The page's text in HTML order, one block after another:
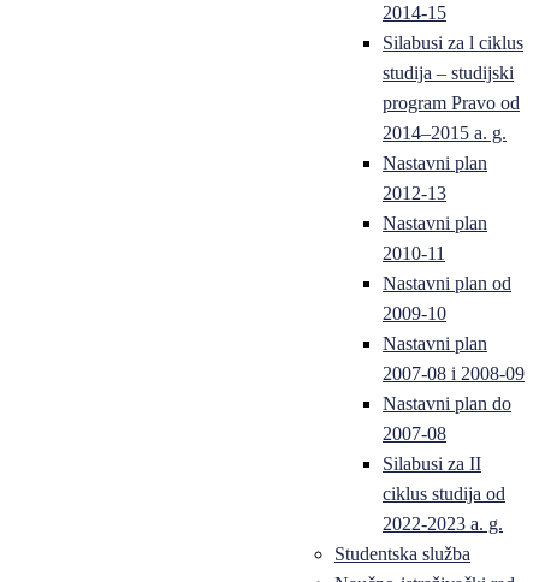
2014-15
Silabusi za l ciklus
studija – studijski
program Pravo od
2014–2015 a. g.
Nastavni plan
2012-13
Nastavni plan
2010-11
Nastavni plan od
2009-10
Nastavni plan
2007-08 i 2008-09
Nastavni plan do
2007-08
Silabusi za II
ciklus studija od
2022-2023 a. g.
Studentska služba